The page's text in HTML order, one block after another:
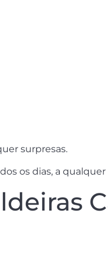
surpresas.
os dias, a qualquer